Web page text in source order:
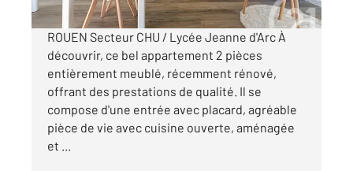
ROUEN Secteur CHU / Lycée Jeanne d'Arc À
découvrir, ce bel appartement 2 pièces
entièrement meublé, récemment rénové,
offrant des prestations de qualité. Il se
compose d'une entrée avec placard, agréable
pièce de vie avec cuisine ouverte, aménagée
et ...